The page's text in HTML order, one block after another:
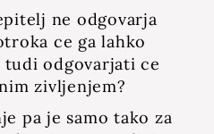
ne odgovarja
ce ga lahko
tudi odgovarjati ce
zivljenjem?
pa je samo tako za